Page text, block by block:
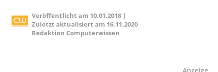
Veröffentlicht am 10.01.2018 |
Zuletzt aktualisiert am 16.11.2020
Redaktion Computerwissen